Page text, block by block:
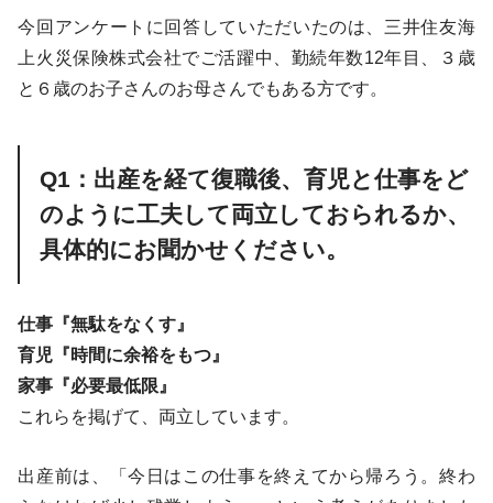
今回アンケートに回答していただいたのは、三井住友海
上火災保険株式会社でご活躍中、勤続年数12年目、３歳
と６歳のお子さんのお母さんでもある方です。
Q1：出産を経て復職後、育児と仕事をど
のように工夫して両立しておられるか、
具体的にお聞かせください。
仕事『無駄をなくす』
育児『時間に余裕をもつ』
家事『必要最低限』
これらを掲げて、両立しています。
出産前は、「今日はこの仕事を終えてから帰ろう。終わ